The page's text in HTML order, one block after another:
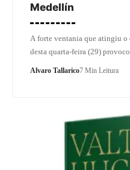
Medellín
A forte ventania que atingiu o
desta quarta-feira (29)
Alvaro Tallarico7 Min Leitura